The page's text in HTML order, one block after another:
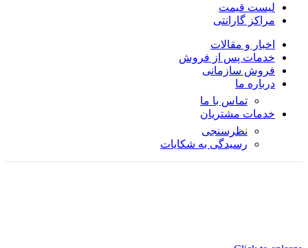
لیست قیمت
مراکز گارانتی
اخبار و مقالات
خدمات پس از فروش
فروش سازمانی
درباره ما
تماس با ما
خدمات مشتریان
نظرسنجی
رسیدگی به شکایات